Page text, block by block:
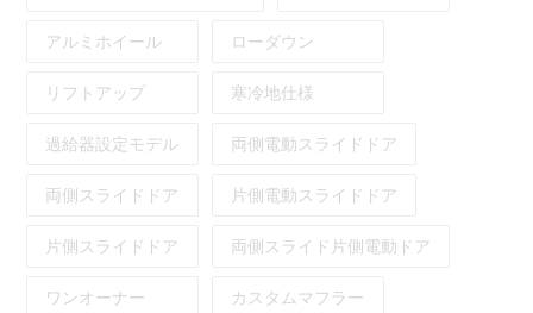
アルミホイール ローダウン
リフトアップ 寒冷地仕様
過給器設定モデル 両側電動スライドドア
両側スライドドア 片側電動スライドドア
片側スライドドア 両側スライド片側電動ドア
ワンオーナー カスタムマフラー